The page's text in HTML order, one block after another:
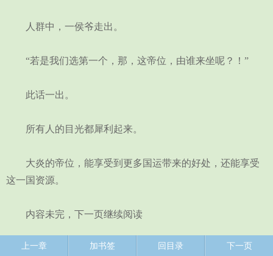
人群中，一侯爷走出。
“若是我们选第一个，那，这帝位，由谁来坐呢？！”
此话一出。
所有人的目光都犀利起来。
大炎的帝位，能享受到更多国运带来的好处，还能享受
这一国资源。
内容未完，下一页继续阅读
上一章 加书签 回目录 下一页